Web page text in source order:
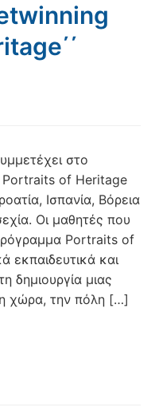
στο
Portraits of Heritage
Ισπανία, Βόρεια
Οι μαθητές που
Portraits of
εκπαιδευτικά και
δημιουργία μιας
χώρα, την πόλη […]